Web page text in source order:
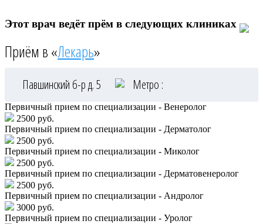
Этот врач ведёт прём в следующих клиниках
Приём в «Лекарь»
Павшинский б-р д. 5 Метро :
Первичный прием по специализации - Венеролог
2500 руб.
Первичный прием по специализации - Дерматолог
2500 руб.
Первичный прием по специализации - Миколог
2500 руб.
Первичный прием по специализации - Дерматовенеролог
2500 руб.
Первичный прием по специализации - Андролог
3000 руб.
Первичный прием по специализации - Уролог